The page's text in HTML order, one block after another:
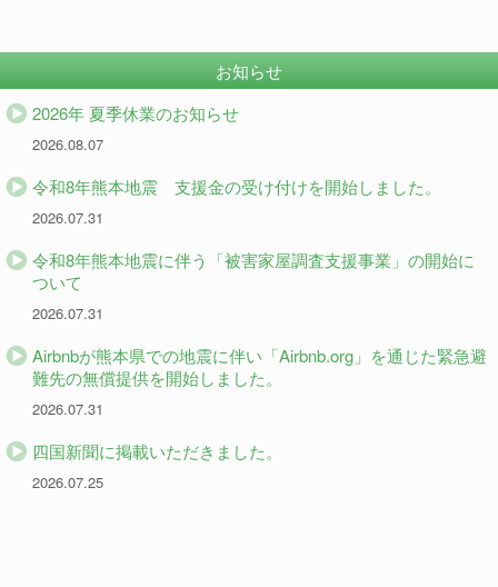
お知らせ
2026年 夏季休業のお知らせ
2026.08.07
令和8年熊本地震 支援金の受け付けを開始しました。
2026.07.31
令和8年熊本地震に伴う「被害家屋調査支援事業」の開始に
ついて
2026.07.31
Airbnbが熊本県での地震に伴い「Airbnb.org」を通じた緊急避
難先の無償提供を開始しました。
2026.07.31
四国新聞に掲載いただきました。
2026.07.25